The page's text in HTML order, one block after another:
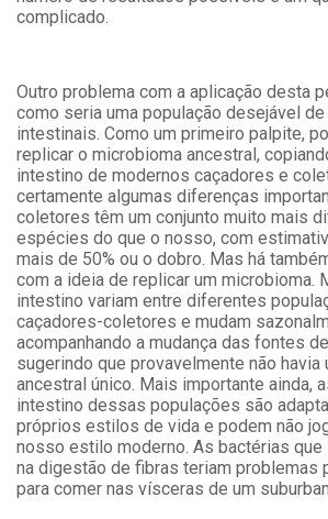
complicado.
Outro problema com a aplicação desta
como seria uma população desejável
intestinais. Como um primeiro palpite,
replicar o microbioma ancestral,
intestino de modernos caçadores e
certamente algumas diferenças
coletores têm um conjunto muito mais
espécies do que o nosso, com
mais de 50% ou o dobro. Mas há
com a ideia de replicar um microbioma.
intestino variam entre diferentes
caçadores-coletores e mudam
acompanhando a mudança das fontes
sugerindo que provavelmente não havia
ancestral único. Mais importante ainda,
intestino dessas populações são
próprios estilos de vida e podem não
nosso estilo moderno. As bactérias
na digestão de fibras teriam problemas
para comer nas vísceras de um